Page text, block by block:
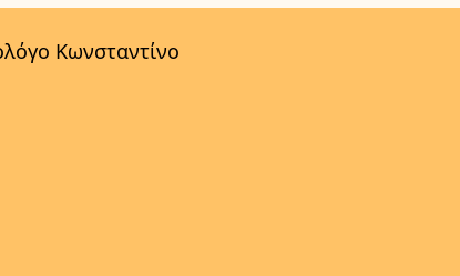
Κωνσταντίνο